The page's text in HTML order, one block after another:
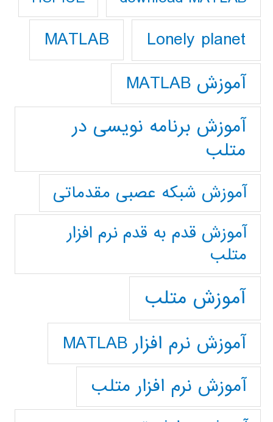
Lonely planet
MATLAB
آموزش MATLAB
آموزش برنامه نویسی در
متلب
آموزش شبکه عصبی مقدماتی
آموزش قدم به قدم نرم افزار
متلب
آموزش متلب
آموزش نرم افزار MATLAB
آموزش نرم افزار متلب